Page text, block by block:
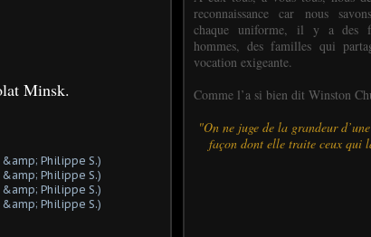
Minsk.
reconnaissance car nous
chaque uniforme, il y a des
hommes, des familles qui
vocation exigeante.
Comme l’a si bien dit Winston
"On ne juge de la grandeur
façon dont elle traite ceux qui